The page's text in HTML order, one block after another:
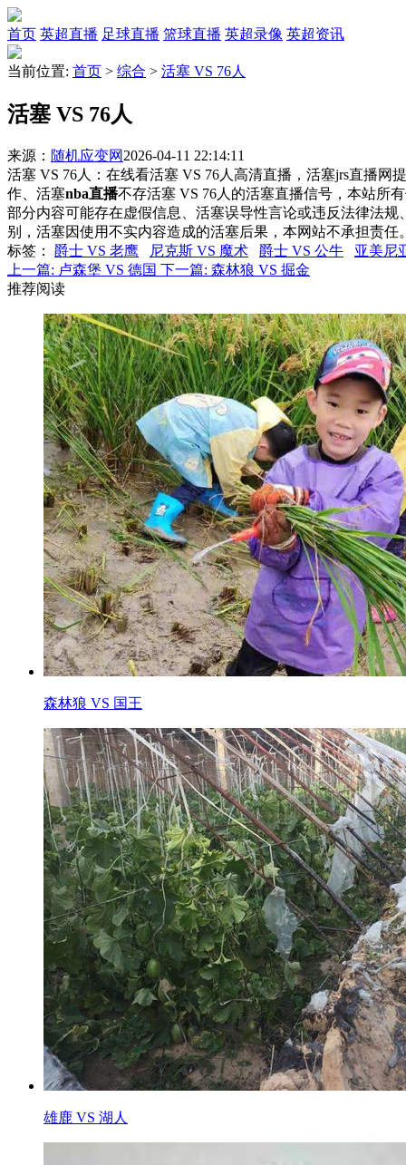
首页 英超直播 足球直播 篮球直播 英超录像 英超资讯
当前位置: 首页 > 综合 > 活塞 VS 76人
活塞 VS 76人
来源： 随机应变网 2026-04-11 22:14:11
活塞 VS 76人：在线看活塞 VS 76人高清直播，活塞jrs直播网
作、活塞nba直播不存活塞 VS 76人的活塞直播信号，本站所
部分内容可能存在虚假信息、活塞误导性言论或违反法律法规
别，活塞因使用不实内容造成的活塞后果，本网站不承担责任
标签 ： 爵士 VS 老鹰 尼克斯 VS 魔术 爵士 VS 公牛
亚美尼
上一篇: 卢森堡 VS 德国 下一篇: 森林狼 VS 掘金
推荐阅读
森林狼 VS 国王
雄鹿 VS 湖人